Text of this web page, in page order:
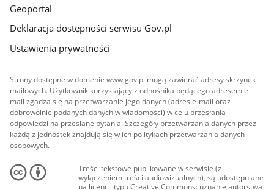
Geoportal
Deklaracja dostępności serwisu Gov.pl
Ustawienia prywatności
Strony dostępne w domenie www.gov.pl mogą zawierać adresy skrzynek
mailowych. Użytkownik korzystający z odnośnika będącego adresem e-
mail zgadza się na przetwarzanie jego danych (adres e-mail oraz
dobrowolnie podanych danych w wiadomości) w celu przesłania
odpowiedzi na przesłane pytania. Szczegóły przetwarzania danych przez
każdą z jednostek znajdują się w ich politykach przetwarzania danych
osobowych.
Treści tekstowe publikowane w serwisie (z
wyłączeniem treści audiowizualnych), są udostępniane
na licencji typu Creative Commons: uznanie autorstwa